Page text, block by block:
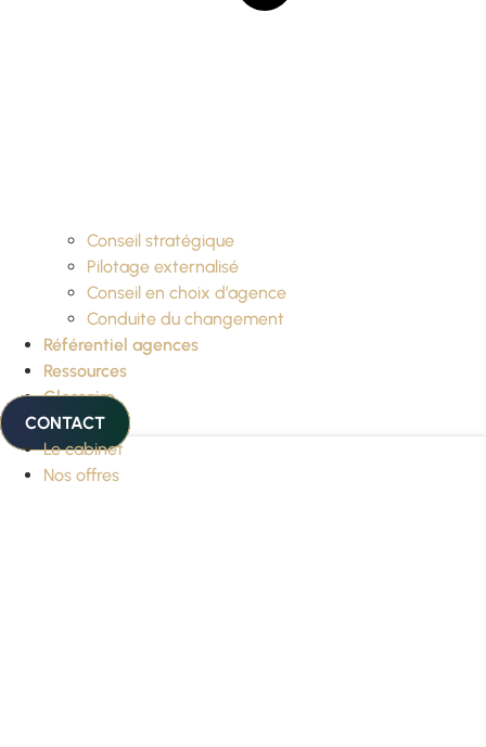
Conseil stratégique
Pilotage externalisé
Conseil en choix d’agence
Conduite du changement
Référentiel agences
Ressources
Glossaire
CONTACT
Le cabinet
Nos offres